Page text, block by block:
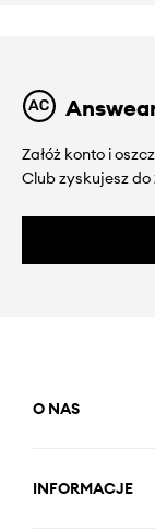
Załóż konto i
Club zyskujesz do
O NAS
INFORMACJE